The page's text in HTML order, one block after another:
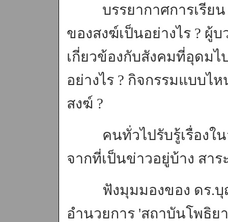
บรรยากาศการเรียน
ของสงฆ์เป็นอย่างไร ? ผู้
เกี่ยวข้องกับสังคมที่อุดม
อย่างไร ? กิจกรรมแบบไ
สงฆ์ ?
คนทั่วไปรับรู้เรื่องในว
จากที่เป็นข่าวอยู่บ้าง สา
ฟังมุมมองของ ดร.บุญ
อำนวยการ 'สถาบันโพธิย